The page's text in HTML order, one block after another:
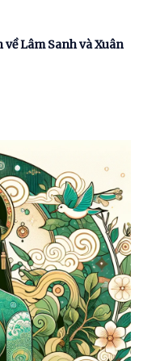
Lâm Sanh và Xuân